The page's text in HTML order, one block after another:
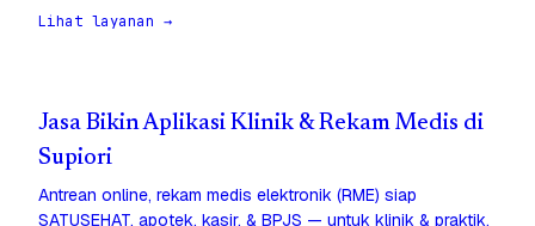
Lihat layanan →
Jasa Bikin Aplikasi Klinik & Rekam Medis di
Supiori
Antrean online, rekam medis elektronik (RME) siap
SATUSEHAT, apotek, kasir, & BPJS — untuk klinik & praktik.